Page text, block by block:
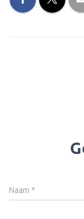
Naam *